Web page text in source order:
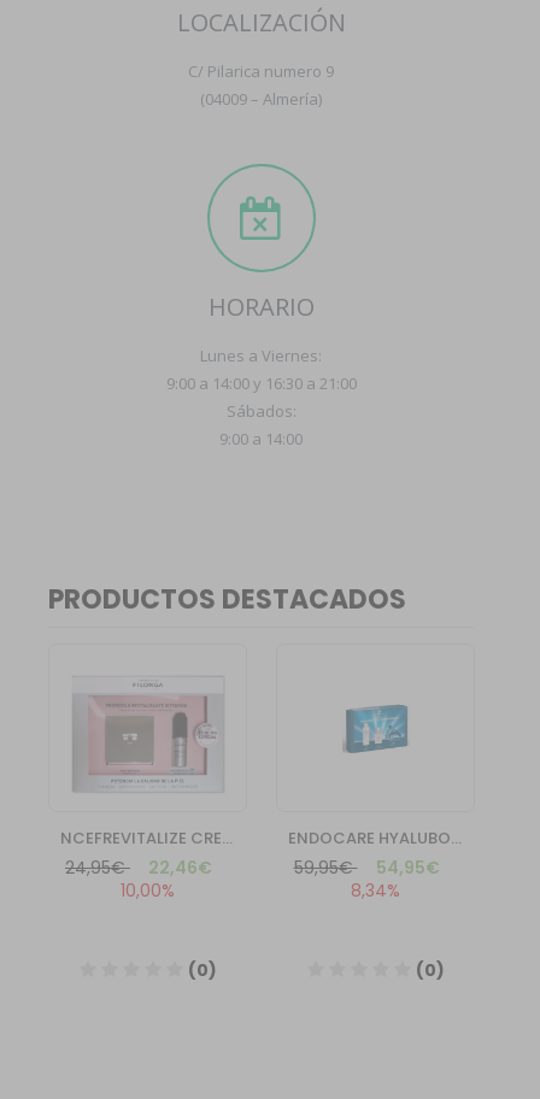
LOCALIZACIÓN
C/ Pilarica numero 9
(04009 – Almería)
HORARIO
Lunes a Viernes:
9:00 a 14:00 y 16:30 a 21:00
Sábados:
9:00 a 14:00